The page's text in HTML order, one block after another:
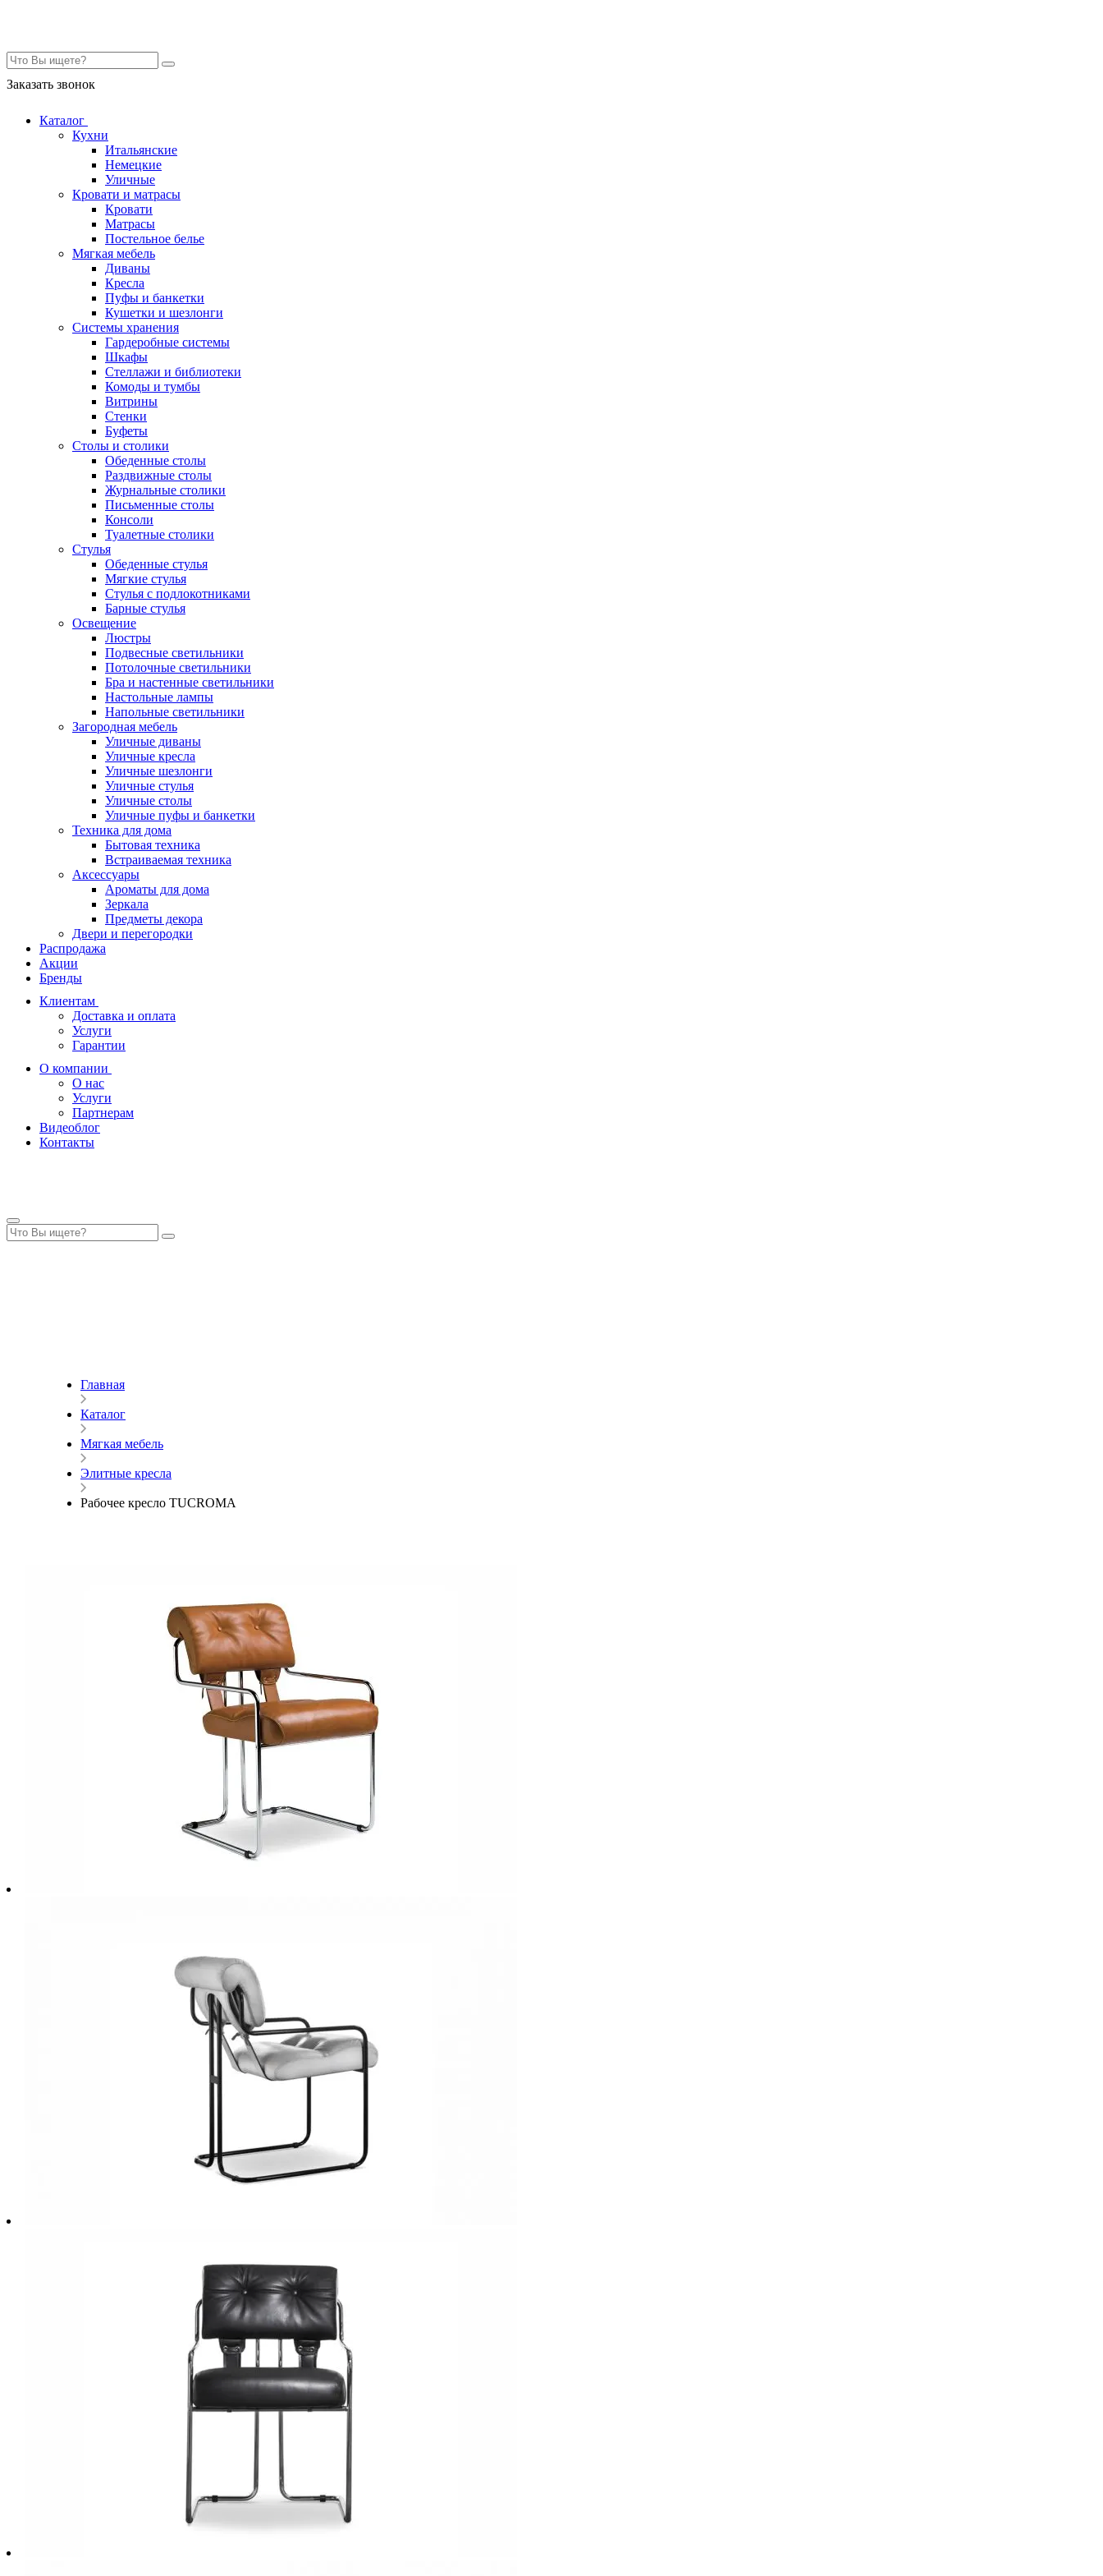
Заказать звонок
Каталог
Кухни
Итальянские
Немецкие
Уличные
Кровати и матрасы
Кровати
Матрасы
Постельное белье
Мягкая мебель
Диваны
Кресла
Пуфы и банкетки
Кушетки и шезлонги
Системы хранения
Гардеробные системы
Шкафы
Стеллажи и библиотеки
Комоды и тумбы
Витрины
Стенки
Буфеты
Столы и столики
Обеденные столы
Раздвижные столы
Журнальные столики
Письменные столы
Консоли
Туалетные столики
Стулья
Обеденные стулья
Мягкие стулья
Стулья с подлокотниками
Барные стулья
Освещение
Люстры
Подвесные светильники
Потолочные светильники
Бра и настенные светильники
Настольные лампы
Напольные светильники
Загородная мебель
Уличные диваны
Уличные кресла
Уличные шезлонги
Уличные стулья
Уличные столы
Уличные пуфы и банкетки
Техника для дома
Бытовая техника
Встраиваемая техника
Аксессуары
Ароматы для дома
Зеркала
Предметы декора
Двери и перегородки
Распродажа
Акции
Бренды
Клиентам
Доставка и оплата
Услуги
Гарантии
О компании
О нас
Услуги
Партнерам
Видеоблог
Контакты
Главная
Каталог
Мягкая мебель
Элитные кресла
Рабочее кресло TUCROMA